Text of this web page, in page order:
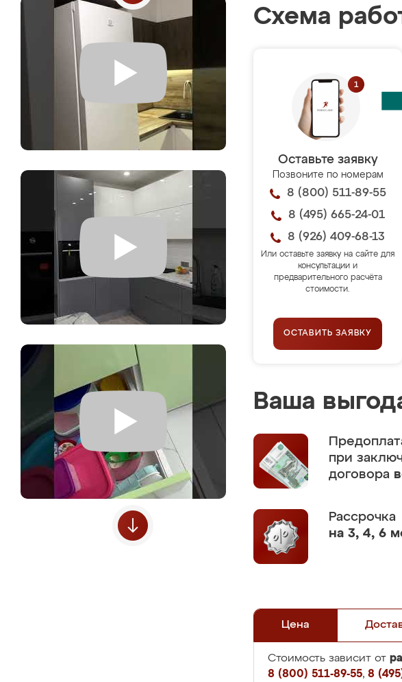
Схема
Оставьте заявку
Позвоните по номерам
8 (800) 511-89-55
8 (495) 665-24-01
8 (926) 409-68-13
Или оставьте заявку на сайте для
консультации и
предварительного расчёта
стоимости.
ОСТАВИТЬ ЗАЯВКУ
Ваша
при
договора
Рассрочка
на 3, 4, 6
Цена
Стоимость зависит от
8 (800) 511-89-55, 8